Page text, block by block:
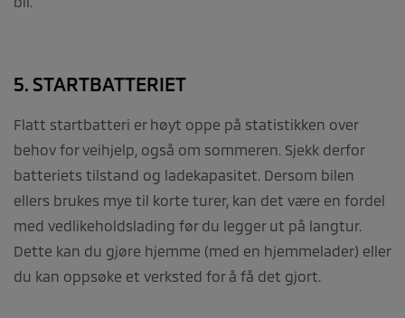
5. STARTBATTERIET
Flatt startbatteri er høyt oppe på statistikken over
behov for veihjelp, også om sommeren. Sjekk derfor
batteriets tilstand og ladekapasitet. Dersom bilen
ellers brukes mye til korte turer, kan det være en fordel
med vedlikeholdslading før du legger ut på langtur.
Dette kan du gjøre hjemme (med en hjemmelader) eller
du kan oppsøke et verksted for å få det gjort.